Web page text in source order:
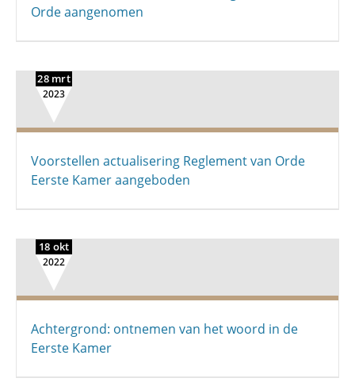
Orde aangenomen
28 mrt
2023
Voorstellen actualisering Reglement van Orde
Eerste Kamer aangeboden
18 okt
2022
Achtergrond: ontnemen van het woord in de
Eerste Kamer